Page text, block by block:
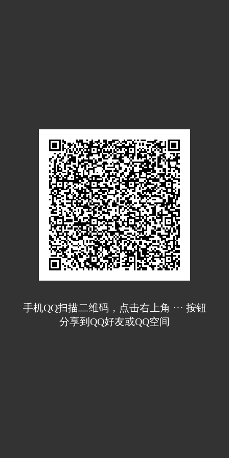
手机QQ扫描二维码，点击右上角 ··· 按钮
分享到QQ好友或QQ空间